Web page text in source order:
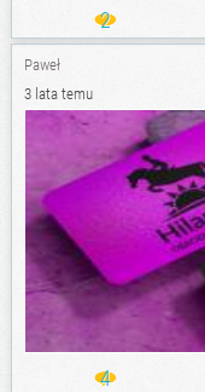
2
Paweł
3 lata temu
4